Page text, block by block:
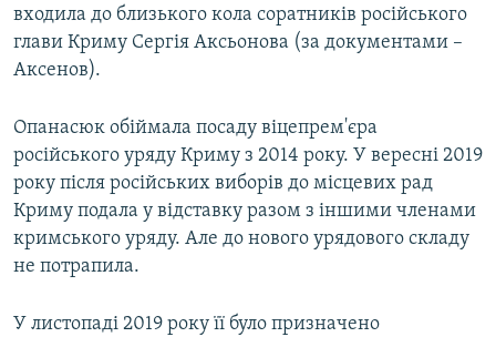
входила до близького кола соратників російського
глави Криму Сергія Аксьонова (за документами –
Аксенов).
Опанасюк обіймала посаду віцепрем'єра
російського уряду Криму з 2014 року. У вересні 2019
року після російських виборів до місцевих рад
Криму подала у відставку разом з іншими членами
кримського уряду. Але до нового урядового складу
не потрапила.
У листопаді 2019 року її було призначено